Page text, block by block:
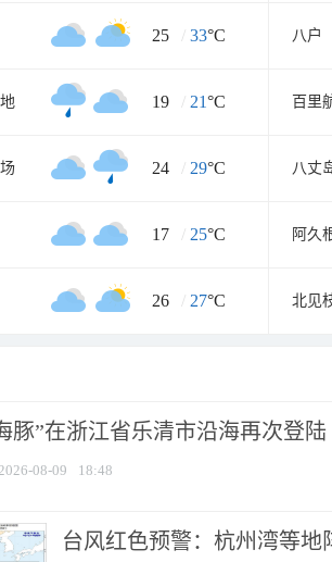
25 / 33°C 八户
19 / 21°C 百里
24 / 29°C 八丈
17 / 25°C 阿久
26 / 27°C 北见
豚”在浙江省乐清市沿海再次登陆
08-09 18:48
台风红色预警：杭州湾等地